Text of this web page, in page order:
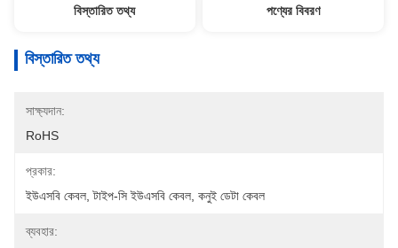
বিস্তারিত তথ্য পণ্যের বিবরণ
বিস্তারিত তথ্য
সাক্ষ্যদান:
RoHS
প্রকার:
ইউএসবি কেবল, টাইপ-সি ইউএসবি কেবল, কনুই ডেটা কেবল
ব্যবহার: